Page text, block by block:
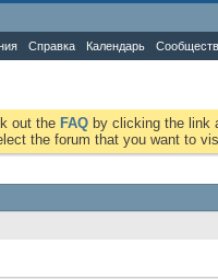
Справка Календарь
out the FAQ by clicking the link
the forum that you want to